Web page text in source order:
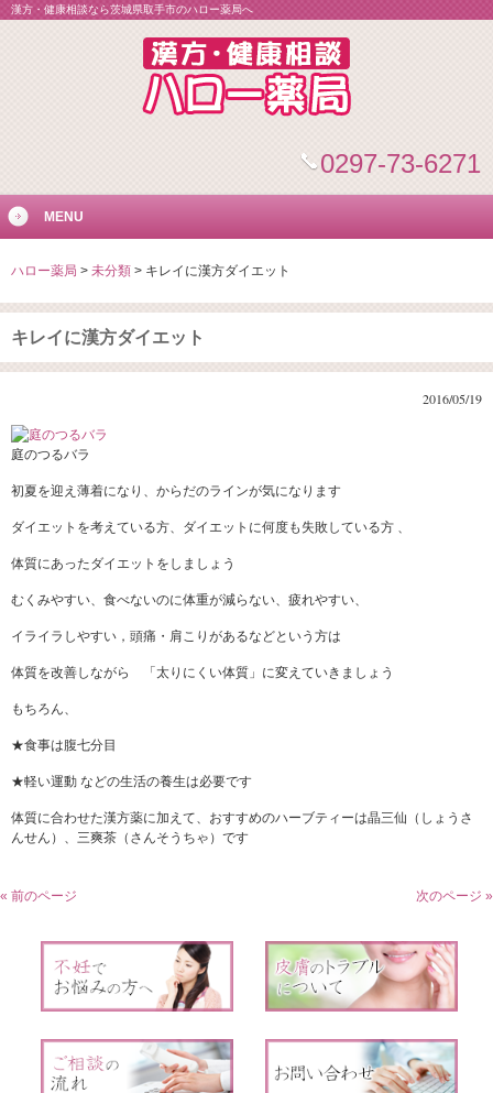
漢方・健康相談なら茨城県取手市のハロー薬局へ
0297-73-6271
MENU
ハロー薬局 > 未分類 > キレイに漢方ダイエット
キレイに漢方ダイエット
2016/05/19
庭のつるバラ
初夏を迎え薄着になり、からだのラインが気になります
ダイエットを考えている方、ダイエットに何度も失敗している方 、
体質にあったダイエットをしましょう
むくみやすい、食べないのに体重が減らない、疲れやすい、
イライラしやすい，頭痛・肩こりがあるなどという方は
体質を改善しながら 「太りにくい体質」に変えていきましょう
もちろん、
★食事は腹七分目
★軽い運動 などの生活の養生は必要です
体質に合わせた漢方薬に加えて、おすすめのハーブティーは晶三仙（しょうさ
んせん）、三爽茶（さんそうちゃ）です
« 前のページ 次のページ »